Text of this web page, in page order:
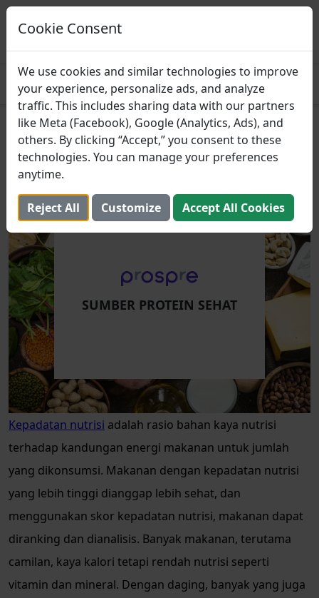
Prospre: Perencana
Makanan
Paket makan berdasarkan makro
4.8
Sumber Protein Sehat
23 Oktober 2023 (Diperbarui: 2 Agustus 2025)
SUMBER PROTEIN SEHAT
Kepadatan nutrisi adalah rasio bahan kaya nutrisi
terhadap kandungan energi makanan untuk jumlah
yang dikonsumsi. Makanan dengan kepadatan nutrisi
yang lebih tinggi dianggap lebih sehat, dan
menggunakan skor kepadatan nutrisi, makanan dapat
diranking dan dianalisis. Banyak makanan, terutama
camilan, kaya kalori tetapi rendah nutrisi seperti
vitamin dan mineral. Dengan daging, banyak yang juga
Cookie Consent
We use cookies and similar technologies to improve
your experience, personalize ads, and analyze
traffic. This includes sharing data with our partners
like Meta (Facebook), Google (Analytics, Ads), and
others. By clicking “Accept,” you consent to these
technologies. You can manage your preferences
anytime.
Reject All Customize Accept All Cookies